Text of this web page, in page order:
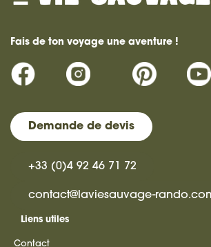
Fais de ton voyage une aventure !
Demande de devis
+33 (0)4 92 46 71 72
contact@laviesauvage-
Liens utiles
Contact